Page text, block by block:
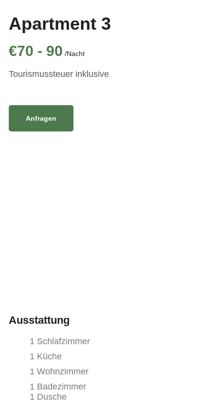
Apartment 3
€70 - 90 /Nacht
Tourismussteuer inklusive
Anfragen
Ausstattung
1 Schlafzimmer
1 Küche
1 Wohnzimmer
1 Badezimmer
1 Dusche